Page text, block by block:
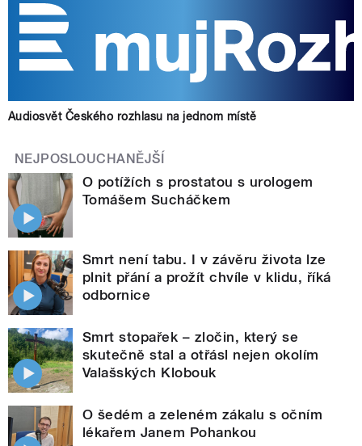
Audiosvět Českého rozhlasu na jednom místě
NEJPOSLOUCHANĚJŠÍ
O potížích s prostatou s urologem
Tomášem Sucháčkem
Smrt není tabu. I v závěru života lze
plnit přání a prožít chvíle v klidu, říká
odbornice
Smrt stopařek – zločin, který se
skutečně stal a otřásl nejen okolím
Valašských Klobouk
O šedém a zeleném zákalu s očním
lékařem Janem Pohankou